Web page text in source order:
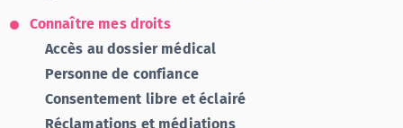
Connaître mes droits
Accès au dossier médical
Personne de confiance
Consentement libre et éclairé
Réclamations et médiations